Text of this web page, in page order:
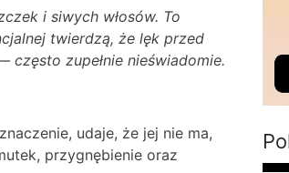
i siwych włosów. To
twierdzą, że lęk przed
często zupełnie nieświadomie.
udaje, że jej nie ma,
przygnębienie oraz